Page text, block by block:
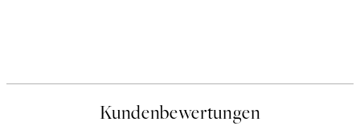
Kundenbewertungen